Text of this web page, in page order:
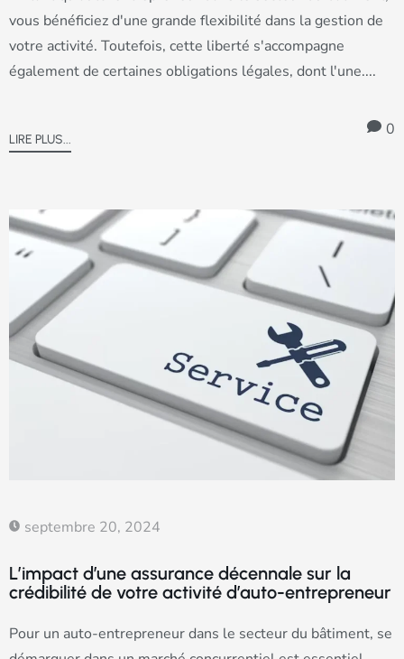
vous bénéficiez d'une grande flexibilité dans la gestion de
votre activité. Toutefois, cette liberté s'accompagne
également de certaines obligations légales, dont l'une....
LIRE PLUS...
0
septembre 20, 2024
L’impact d’une assurance décennale sur la
crédibilité de votre activité d’auto-entrepreneur
Pour un auto-entrepreneur dans le secteur du bâtiment, se